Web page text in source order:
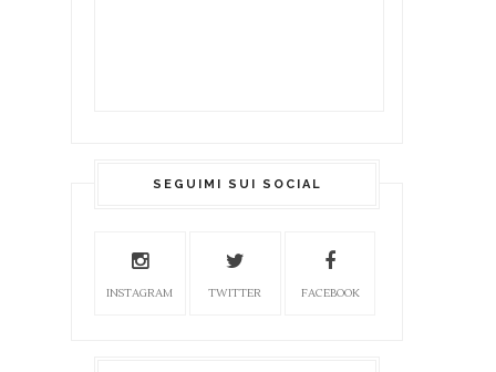
SEGUIMI SUI SOCIAL
INSTAGRAM TWITTER FACEBOOK